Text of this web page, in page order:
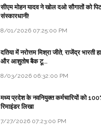
सीएम मोहन यादव ने खोल दओ सौगातों को
संस्कारधानी!
8/01/2026 07:25:00 PM
दतिया में नरोत्तम मिश्रा जीते, राजेंद्र भारती
और आशुतोष बैक टू...
8/03/2026 06:32:00 PM
मध्य प्रदेश के नवनियुक्त कर्मचारियों को
रिमाइंडर लिखा
7/27/2026 07:23:00 PM